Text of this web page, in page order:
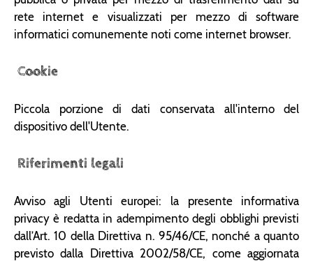
rete internet e visualizzati per mezzo di software
informatici comunemente noti come internet browser.
Cookie
Piccola porzione di dati conservata all'interno del
dispositivo dell'Utente.
Riferimenti legali
Avviso agli Utenti europei: la presente informativa
privacy è redatta in adempimento degli obblighi previsti
dall’Art. 10 della Direttiva n. 95/46/CE, nonché a quanto
previsto dalla Direttiva 2002/58/CE, come aggiornata